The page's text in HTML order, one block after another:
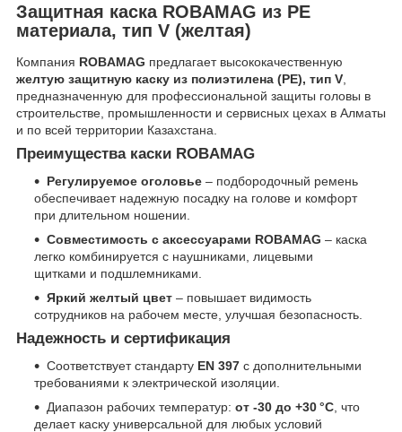
Защитная каска ROBAMAG из РЕ
материала, тип V (желтая)
Компания ROBAMAG предлагает высококачественную
желтую защитную каску из полиэтилена (РЕ), тип V,
предназначенную для профессиональной защиты головы в
строительстве, промышленности и сервисных цехах в Алматы
и по всей территории Казахстана.
Преимущества каски ROBAMAG
Регулируемое оголовье – подбородочный ремень
обеспечивает надежную посадку на голове и комфорт
при длительном ношении.
Совместимость с аксессуарами ROBAMAG – каска
легко комбинируется с наушниками, лицевыми
щитками и подшлемниками.
Яркий желтый цвет – повышает видимость
сотрудников на рабочем месте, улучшая безопасность.
Надежность и сертификация
Соответствует стандарту EN 397 с дополнительными
требованиями к электрической изоляции.
Диапазон рабочих температур: от -30 до +30 °C , что
делает каску универсальной для любых условий